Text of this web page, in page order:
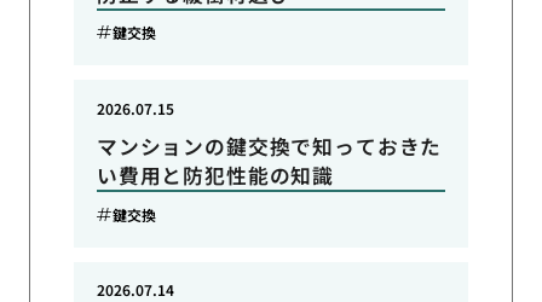
鍵交換
マンションの鍵交換で知っておきた
い費用と防犯性能の知識
2026.07.15
鍵交換
2026.07.14